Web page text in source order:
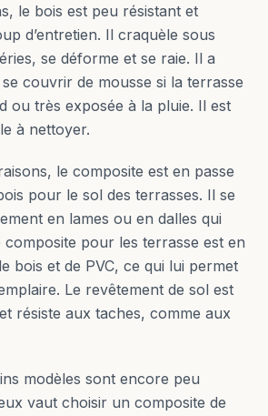
le bois est peu résistant et
d’entretien. Il craquèle sous
se déforme et se raie. Il a
couvrir de mousse si la terrasse
ou très exposée à la pluie. Il est
à nettoyer.
le composite est en passe
pour le sol des terrasses. Il se
en lames ou en dalles qui
composite pour les terrasse est en
bois et de PVC, ce qui lui permet
Le revêtement de sol est
résiste aux taches, comme aux
modèles sont encore peu
vaut choisir un composite de